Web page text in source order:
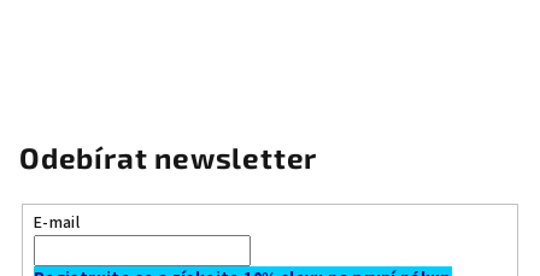
Odebírat newsletter
E-mail